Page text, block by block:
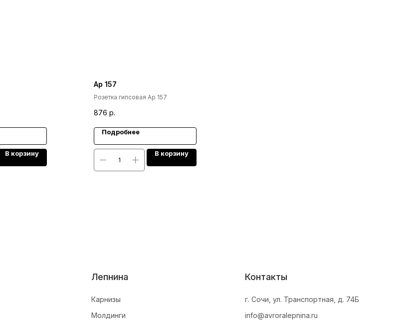
В корзину
Ар 157
Розетка гипсовая Ар 157
876 р.
Подробнее
В корзину
Контакты
г. Сочи, ул. Транспортная, д. 74Б
info@avroralepnina.ru
Лепнина
Карнизы
Молдинги